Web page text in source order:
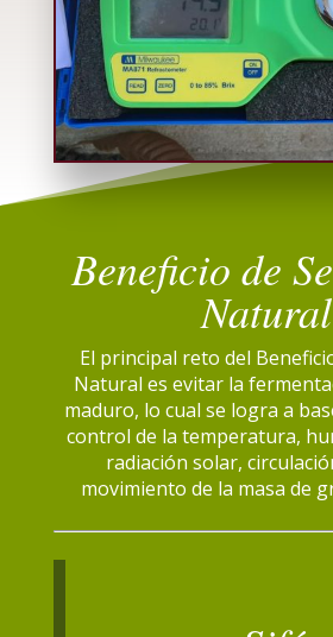
Beneficio de
Natural
El principal reto del
Natural es evitar la
maduro, lo cual se logra a
control de la temperatura,
radiación solar,
movimiento de la masa de